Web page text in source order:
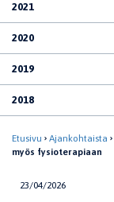
2021
2020
2019
2018
Etusivu Ajankohtaista
myös fysioterapiaan
23/04/2026